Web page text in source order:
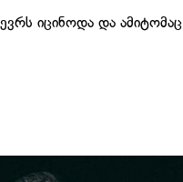
იცინოდა და ამიტომაც